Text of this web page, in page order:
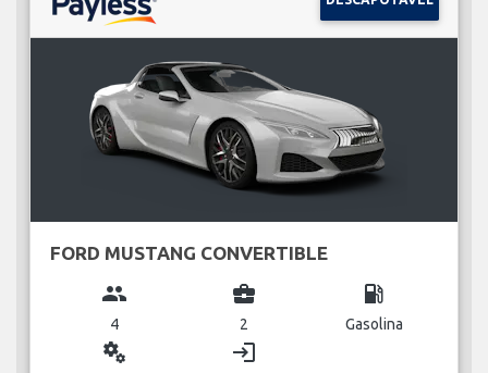
FORD MUSTANG CONVERTIBLE
group
4
business_center
2
local_gas_station
Gasolina
miscellaneous_services login